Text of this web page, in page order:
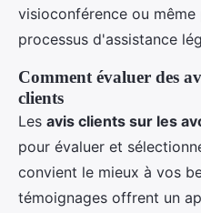
visioconférence ou
processus d'assistance
Comment évaluer des
clients
Les avis clients sur les
pour évaluer et
convient le mieux à vos
témoignages offrent un